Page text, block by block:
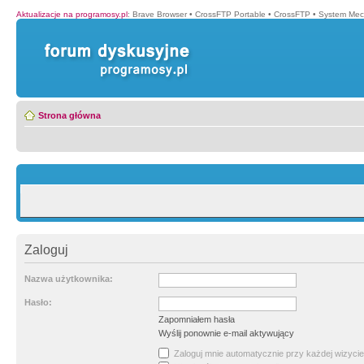
Aktualizacje na programosy.pl: Brave Browser • CrossFTP Portable • CrossFTP • System
Strona główna
Zaloguj
Nazwa użytkownika:
Hasło:
Zapomniałem hasła
Wyślij ponownie e-mail aktywujący
Zaloguj mnie automatycznie przy każdej wizycie